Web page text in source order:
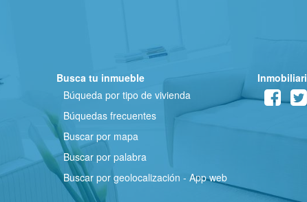
Busca tu inmueble
Búqueda por tipo de vivienda
Búquedas frecuentes
Buscar por mapa
Buscar por palabra
Buscar por geolocalización - App web